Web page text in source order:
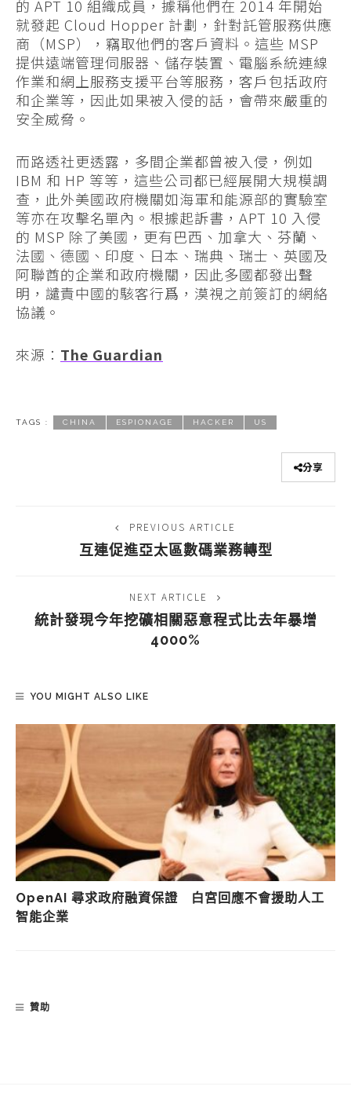
的 APT 10 組織成員，據稱他們在 2014 年開始
就發起 Cloud Hopper 計劃，針對託管服務供應
商（MSP），竊取他們的客戶資料。這些 MSP
提供遠端管理伺服器、儲存裝置、電腦系統連線
作業和網上服務支援平台等服務，客戶包括政府
和企業等，因此如果被入侵的話，會帶來嚴重的
安全威脅。
而路透社更透露，多間企業都曾被入侵，例如
IBM 和 HP 等等，這些公司都已經展開大規模調
查，此外美國政府機關如海軍和能源部的實驗室
等亦在攻擊名單內。根據起訴書，APT 10 入侵
的 MSP 除了美國，更有巴西、加拿大、芬蘭、
法國、德國、印度、日本、瑞典、瑞士、英國及
阿聯酋的企業和政府機關，因此多國都發出聲
明，譴責中國的駭客行爲，漠視之前簽訂的網絡
協議。
來源： The Guardian
TAGS : CHINA ESPIONAGE HACKER US
分享
PREVIOUS ARTICLE
互連促進亞太區數碼業務轉型
NEXT ARTICLE
統計發現今年挖礦相關惡意程式比去年暴增
4000%
YOU MIGHT ALSO LIKE
OpenAI 尋求政府融資保證 白宮回應不會援助人工
智能企業
贊助